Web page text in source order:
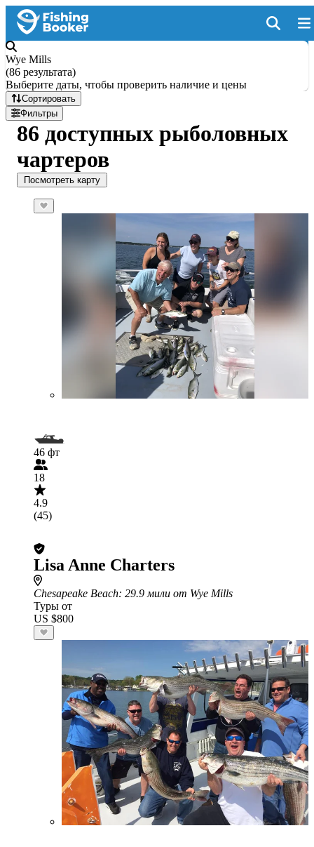
Wye Mills
(86 результата)
Выберите даты, чтобы проверить наличие и цены
Сортировать
Фильтры
86 доступных рыболовных
чартеров
Посмотреть карту
46 фт
18
4.9
(45)
Lisa Anne Charters
Chesapeake Beach: 29.9 мили от Wye Mills
Туры от
US $800